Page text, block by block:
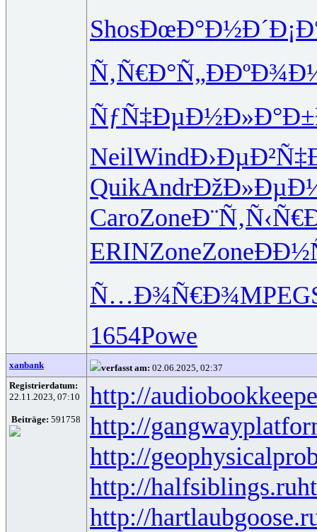
ShosÐœÐ°Ð½Ð´
Ñ‚Ñ€Ð°Ñ„
ÑƒÑ‡ÐµÐ½
NeilWindÐ›ÐµÐ²Ñ‡
QuikAndr
CaroZoneÐ¨Ñ‚Ñ‹Ñ€
ERINZoneZone
Ñ…Ð¾Ñ€Ð¾MPEG
1654Powe
xanbank verfasst am: 02.06.2025, 02:37
Registrierdatum:
22.11.2023, 07:10
Beiträge: 591758
http://
http://
http://
http://halfsiblings.ru
http://